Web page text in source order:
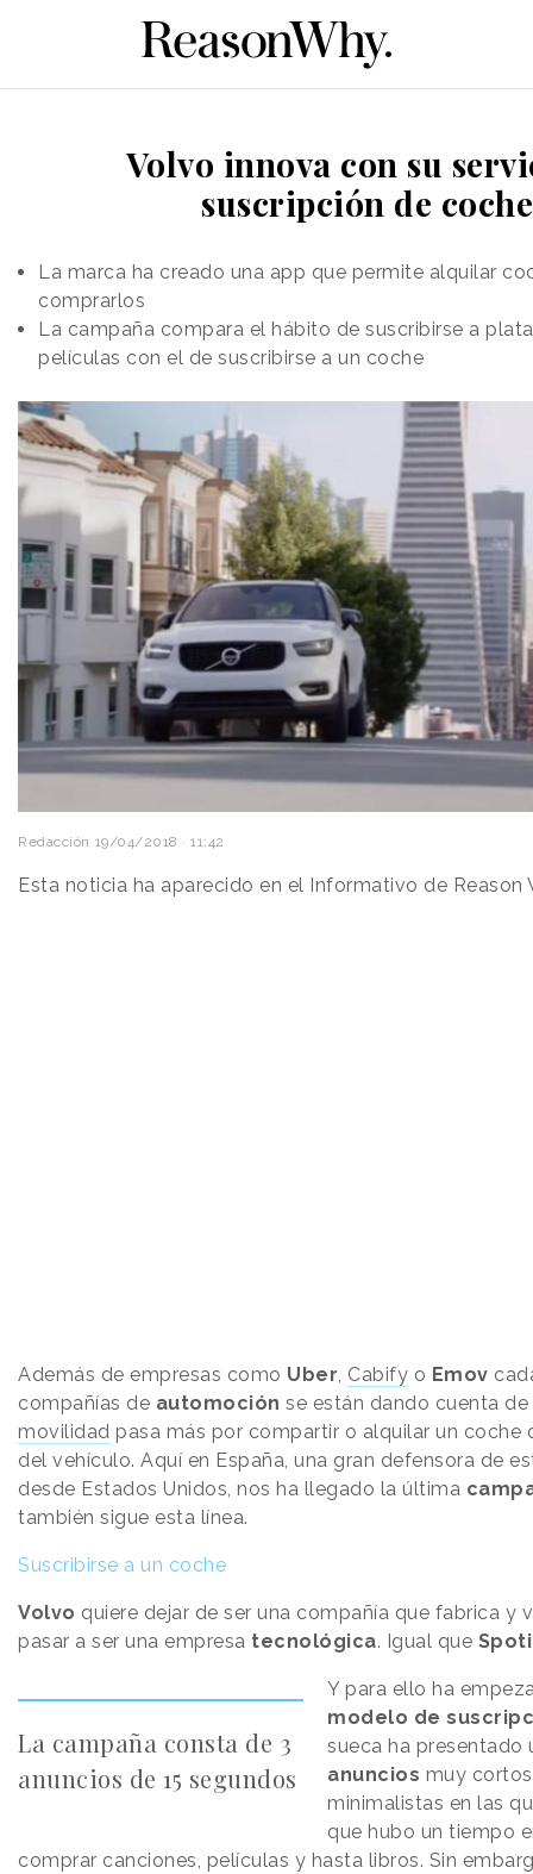
Volvo innova con su
suscripción de
La marca ha creado una app que permite alquilar
comprarlos
La campaña compara el hábito de suscribirse a
películas con el de suscribirse a un coche
Redacción 19/04/2018 · 11:42
Esta noticia ha aparecido en el Informativo de Reason
Además de empresas como Uber, Cabify o Emov
compañías de automoción se están dando cuenta
movilidad pasa más por compartir o alquilar un coche
del vehículo. Aquí en España, una gran defensora de
desde Estados Unidos, nos ha llegado la última
también sigue esta línea.
Suscribirse a un coche
Volvo quiere dejar de ser una compañía que fabrica y
pasar a ser una empresa tecnológica. Igual que
La campaña consta de 3
anuncios de 15 segundos
Y para ello ha
modelo de
sueca ha presentado
anuncios muy
minimalistas en las
que hubo un tiempo
comprar canciones, películas y hasta libros. Sin